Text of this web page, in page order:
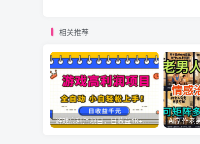
相关推荐
游戏高利润项目，日收益1k+，全自动，无需值守，解放双手，小白轻松上手【揭秘】